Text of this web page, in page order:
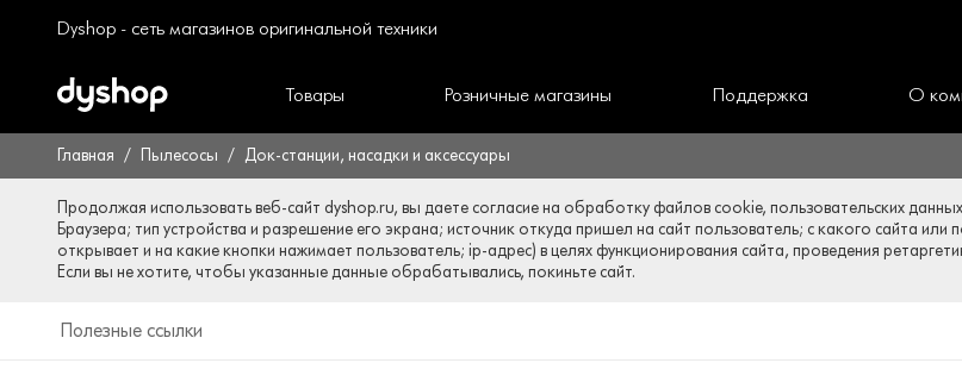
Dyshop - сеть магазинов оригинальной техники
Товары Розничные магазины Поддержка О
Главная Пылесосы Док-станции, насадки и аксессуары
Продолжая использовать веб-сайт dyshop.ru, вы даете согласие на обработку файлов cookie, пользовательских
Браузера; тип устройства и разрешение его экрана; источник откуда пришел на сайт пользователь; с какого сайта
открывает и на какие кнопки нажимает пользователь; ip-адрес) в целях функционирования сайта, проведения
Если вы не хотите, чтобы указанные данные обрабатывались, покиньте сайт.
Полезные ссылки